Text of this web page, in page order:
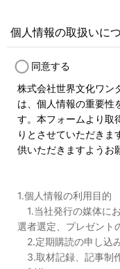
個人情報の取扱いに
同意する
株式会社世界文化ワン
は、個人情報の重要性
す。本フォームより取
りとさせていただきま
供いただきますようお
1.個人情報の利用目的
1.当社発行の媒体に
選者選定、プレゼント
2.定期購読の申し込
3.取材記録、記事制